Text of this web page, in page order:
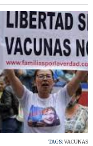
TAGS: VACUNAS